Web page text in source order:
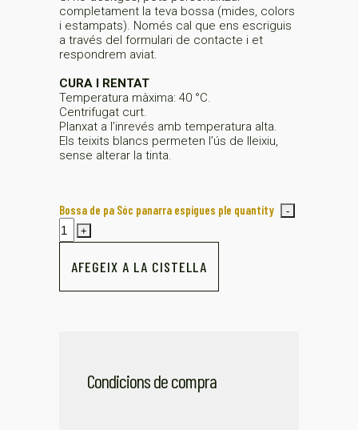
completament la teva bossa (mides, colors
i estampats). Només cal que ens escriguis
a través del formulari de contacte i et
respondrem aviat.
CURA I RENTAT
Temperatura màxima: 40 °C.
Centrifugat curt.
Planxat a l’inrevés amb temperatura alta.
Els teixits blancs permeten l’ús de lleixiu,
sense alterar la tinta.
Bossa de pa Sóc panarra espigues ple quantity
AFEGEIX A LA CISTELLA
Condicions de compra